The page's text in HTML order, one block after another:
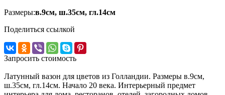
Размеры:в.9см, ш.35см, гл.14см
Поделиться ссылкой
Запросить стоимость
Латунный вазон для цветов из Голландии. Размеры в.9см,
ш.35см, гл.14см. Начало 20 века. Интерьерный предмет